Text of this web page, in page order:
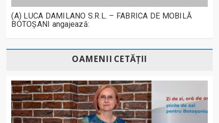
(A) LUCA DAMILANO S.R.L. – FABRICA DE MOBILĂ
BOTOȘANI angajează:
OAMENII CETĂȚII